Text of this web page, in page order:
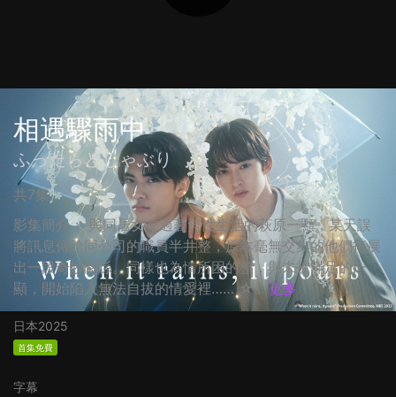
相遇驟雨中
ふったらどしゃぶり
共7集
影集簡介： 與同居女友過著無性生活的萩原一顯，某天誤
將訊息傳給同公司的職員半井整，原本毫無交集的他們拓展
出一段奇妙關係。同樣也為情所困的整，與未被滿足的一
顯，開始陷入無法自拔的情愛裡…… ☆... 更多
日本2025
首集免費
字幕